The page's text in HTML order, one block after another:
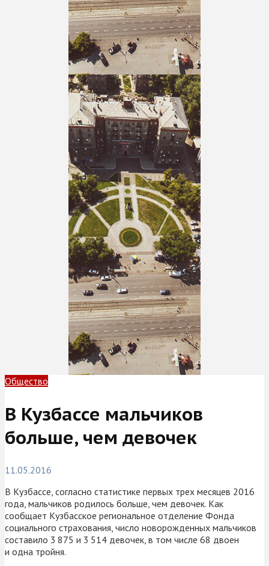
Общество
В Кузбассе мальчиков
больше, чем девочек
11.05.2016
В Кузбассе, согласно статистике первых трех месяцев 2016
года, мальчиков родилось больше, чем девочек. Как
сообщает Кузбасское региональное отделение Фонда
социального страхования, число новорожденных мальчиков
составило 3 875 и 3 514 девочек, в том числе 68 двоен
и одна тройня.